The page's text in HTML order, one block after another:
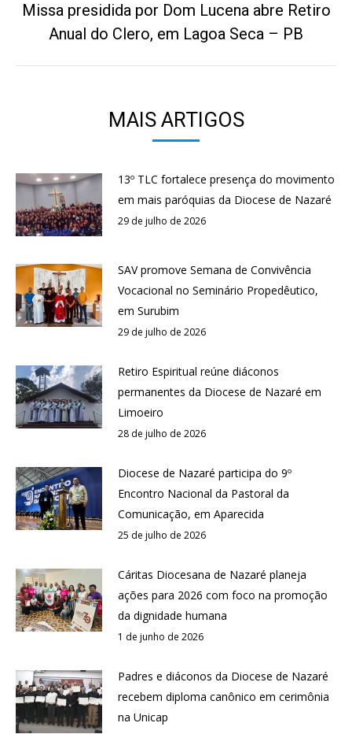
Próximo
post:
Missa presidida por Dom Lucena abre Retiro
Anual do Clero, em Lagoa Seca – PB
MAIS ARTIGOS
13º TLC fortalece presença do movimento
em mais paróquias da Diocese de Nazaré
29 de julho de 2026
SAV promove Semana de Convivência
Vocacional no Seminário Propedêutico,
em Surubim
29 de julho de 2026
Retiro Espiritual reúne diáconos
permanentes da Diocese de Nazaré em
Limoeiro
28 de julho de 2026
Diocese de Nazaré participa do 9º
Encontro Nacional da Pastoral da
Comunicação, em Aparecida
25 de julho de 2026
Cáritas Diocesana de Nazaré planeja
ações para 2026 com foco na promoção
da dignidade humana
1 de junho de 2026
Padres e diáconos da Diocese de Nazaré
recebem diploma canônico em cerimônia
na Unicap